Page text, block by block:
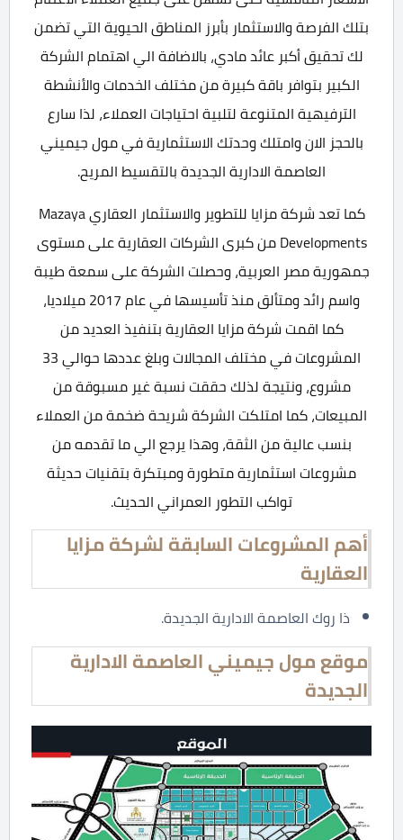
بتلك الفرصة والاستثمار بأبرز المناطق الحيوية التي تضمن
لك تحقيق أكبر عائد مادي، بالاضافة الي اهتمام الشركة
الكبير بتوافر باقة كبيرة من مختلف الخدمات والأنشطة
الترفيهية المتنوعة لتلبية احتياجات العملاء، لذا سارع
بالحجز الان وامتلك وحدتك الاستثمارية في مول جيميني
العاصمة الادارية الجديدة بالتقسيط المريح.
كما تعد شركة مزايا للتطوير والاستثمار العقاري Mazaya
Developments من كبرى الشركات العقارية على مستوى
جمهورية مصر العربية، وحصلت الشركة على سمعة طيبة
واسم رائد ومتألق منذ تأسيسها في عام 2017 ميلاديا،
كما اقمت شركة مزايا العقارية بتنفيذ العديد من
المشروعات في مختلف المجالات وبلغ عددها حوالي 33
مشروع، ونتيجة لذلك حققت نسبة غير مسبوقة من
المبيعات، كما امتلكت الشركة شريحة ضخمة من العملاء
بنسب عالية من الثقة، وهذا يرجع الي ما تقدمه من
مشروعات استثمارية متطورة ومبتكرة بتقنيات حديثة
تواكب التطور العمراني الحديث.
أهم المشروعات السابقة لشركة مزايا
العقارية
ذا روك العاصمة الادارية الجديدة.
موقع مول جيميني العاصمة الادارية
الجديدة